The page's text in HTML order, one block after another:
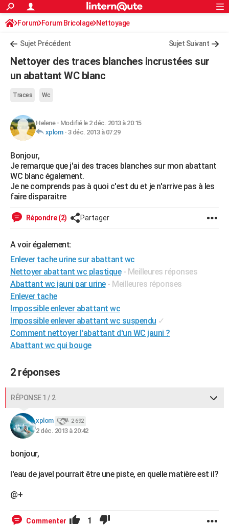
ACTUALITÉS
Politique
Société
Faits Divers
Education
Monde
Villes
+
Programme TV
Streaming
Sorties cinéma
Musique
FINANCE
Retraite
Impôts
Epargne
Immobilier
Risques naturels par ville
Banque
Assurance
Crédit
AUTO
Essais
Réserver un essai
Citadines
Berlines
SUV
Forum auto
HIGH-TECH
Mobiles
Meilleur smartphone
Internet
Ordinateurs
Jeux vidéo
Guide high-tech
+BRICOLAGE
Forum
Aménagement intérieur
Extérieur
Cuisine
Salle de bains
Jardinage
Rangement
WEEK-END
Guides de France
Escapades
Patrimoine
Expositions
Musées
Week-end nature
+LIFESTYLE
Art de vivre
Bien-être
Loisirs
Mode
Modes de vie
SANTE
Alimentation
Guide de la santé
Maladies
Médicaments
Sommeil
VOYAGE
PHOTO
GUIDES D'ACHAT
BONS PLANS
Carte de Noël
Carte Bonne année
Carte Saint-Valentin
Carte Pâques
Carte d'anniversaire
DICTIONNAIRE
Dictionnaire
Biographies
Citations
Expressions
Proverbes
PROGRAMME TV
Bricolage
Lifestyle
Culture
Sport
Auto
Television
Voyage
Cinema
S'inscrire
Connexion
Forum Forum Bricolage Nettoyage
Sujet Précédent Sujet Suivant
Nettoyer des traces blanches incrustées sur
un abattant WC blanc
Traces Wc
Helene- Modifié le 2 déc. 2013 à 20:15
xplom- 3 déc. 2013 à 07:29
Bonjour,
Je remarque que j'ai des traces blanches sur mon abattant
WC blanc également.
Je ne comprends pas à quoi c'est du et je n'arrive pas à les
faire disparaitre
Répondre (2) Partager
A voir également:
Enlever tache urine sur abattant wc
Nettoyer abattant wc plastique - Meilleures réponses
Abattant wc jauni par urine - Meilleures réponses
Enlever tache
Impossible enlever abattant wc
Impossible enlever abattant wc suspendu ✓
Comment nettoyer l'abattant d'un WC jauni ?
Abattant wc qui bouge
2 réponses
RÉPONSE 1 / 2
xplom 2 692
2 déc. 2013 à 20:42
bonjour,
l'eau de javel pourrait être une piste, en quelle matière est il?
@+
Commenter 1